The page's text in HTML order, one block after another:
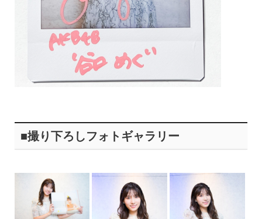
■撮り下ろしフォトギャラリー